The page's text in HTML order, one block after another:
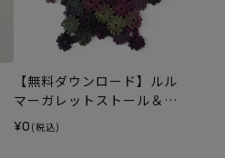
【無料ダウンロード】ルル
マーガレットストール＆マ
フラー（レシピ）
¥0 (税込)